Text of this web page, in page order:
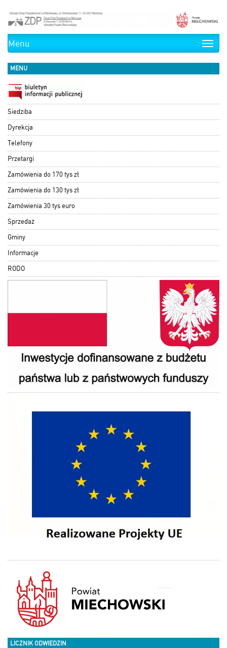
Toggle
Menu
MENU
Siedziba
Dyrekcja
Telefony
Przetargi
Zamówienia do 170 tys zł
Zamówienia do 130 tys zł
Zamówienia 30 tys euro
Sprzedaż
Gminy
Informacje
RODO
LICZNIK ODWIEDZIN